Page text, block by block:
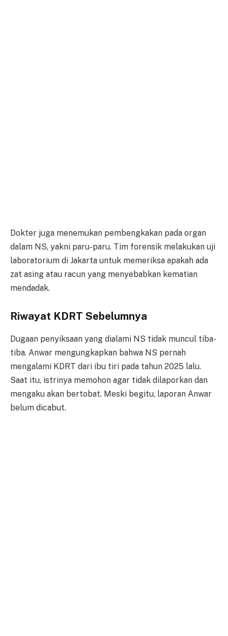
Dokter juga menemukan pembengkakan pada organ
dalam NS, yakni paru-paru. Tim forensik melakukan uji
laboratorium di Jakarta untuk memeriksa apakah ada
zat asing atau racun yang menyebabkan kematian
mendadak.
Riwayat KDRT Sebelumnya
Dugaan penyiksaan yang dialami NS tidak muncul tiba-
tiba. Anwar mengungkapkan bahwa NS pernah
mengalami KDRT dari ibu tiri pada tahun 2025 lalu.
Saat itu, istrinya memohon agar tidak dilaporkan dan
mengaku akan bertobat. Meski begitu, laporan Anwar
belum dicabut.